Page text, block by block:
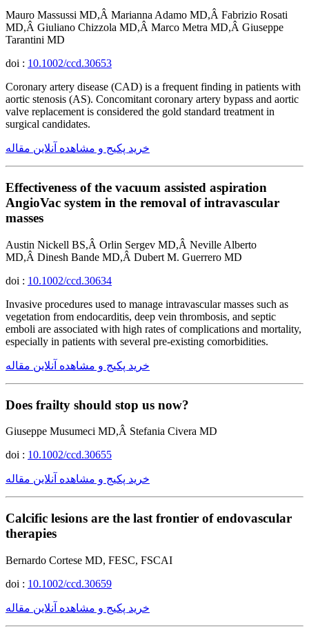
Mauro Massussi MD,Â Marianna Adamo MD,Â Fabrizio Rosati
MD,Â Giuliano Chizzola MD,Â Marco Metra MD,Â Giuseppe
Tarantini MD
doi : 10.1002/ccd.30653
Coronary artery disease (CAD) is a frequent finding in patients with
aortic stenosis (AS). Concomitant coronary artery bypass and aortic
valve replacement is considered the gold standard treatment in
surgical candidates.
خرید پکیج و مشاهده آنلاین مقاله
Effectiveness of the vacuum assisted aspiration
AngioVac system in the removal of intravascular
masses
Austin Nickell BS,Â Orlin Sergev MD,Â Neville Alberto
MD,Â Dinesh Bande MD,Â Dubert M. Guerrero MD
doi : 10.1002/ccd.30634
Invasive procedures used to manage intravascular masses such as
vegetation from endocarditis, deep vein thrombosis, and septic
emboli are associated with high rates of complications and mortality,
especially in patients with several pre-existing comorbidities.
خرید پکیج و مشاهده آنلاین مقاله
Does frailty should stop us now?
Giuseppe Musumeci MD,Â Stefania Civera MD
doi : 10.1002/ccd.30655
خرید پکیج و مشاهده آنلاین مقاله
Calcific lesions are the last frontier of endovascular
therapies
Bernardo Cortese MD, FESC, FSCAI
doi : 10.1002/ccd.30659
خرید پکیج و مشاهده آنلاین مقاله